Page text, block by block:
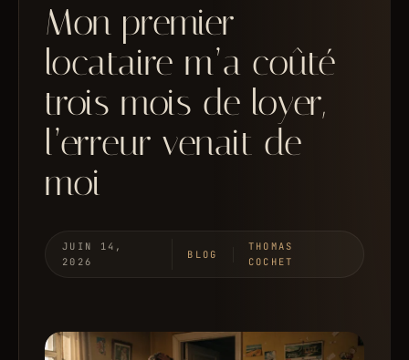
Mon premier
locataire m’a coûté
trois mois de loyer,
l’erreur venait de
moi
JUIN 14,
2026
BLOG
THOMAS
COCHET